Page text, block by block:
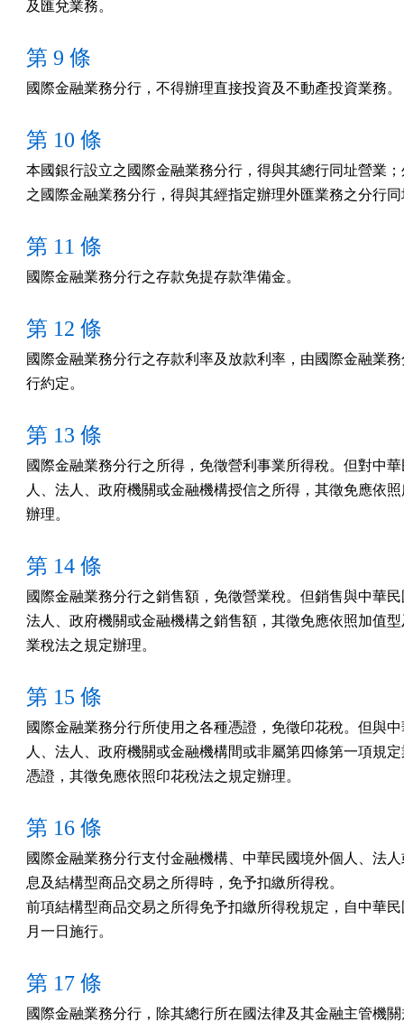
及匯兌業務。
第 9 條
國際金融業務分行，不得辦理直接投資及不動產投資業務。
第 10 條
本國銀行設立之國際金融業務分行，得與其總行同址營業
之國際金融業務分行，得與其經指定辦理外匯業務之分行
第 11 條
國際金融業務分行之存款免提存款準備金。
第 12 條
國際金融業務分行之存款利率及放款利率，由國際金融業
行約定。
第 13 條
國際金融業務分行之所得，免徵營利事業所得稅。但對中
人、法人、政府機關或金融機構授信之所得，其徵免應依
辦理。
第 14 條
國際金融業務分行之銷售額，免徵營業稅。但銷售與中華
法人、政府機關或金融機構之銷售額，其徵免應依照加值
業稅法之規定辦理。
第 15 條
國際金融業務分行所使用之各種憑證，免徵印花稅。但與
人、法人、政府機關或金融機構間或非屬第四條第一項規
憑證，其徵免應依照印花稅法之規定辦理。
第 16 條
國際金融業務分行支付金融機構、中華民國境外個人、法
息及結構型商品交易之所得時，免予扣繳所得稅。
前項結構型商品交易之所得免予扣繳所得稅規定，自中華
月一日施行。
第 17 條
國際金融業務分行，除其總行所在國法律及其金融主管機